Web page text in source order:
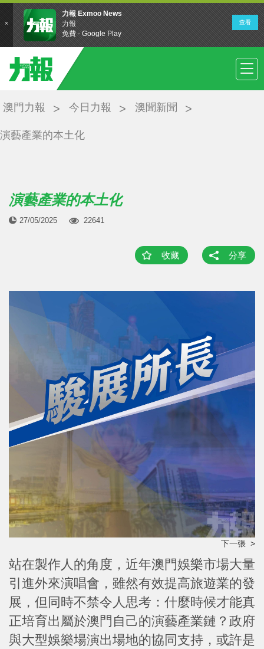
澳門力報 今日力報 澳聞新聞
演藝產業的本土化
演藝產業的本土化
27/05/2025 22641
收藏 分享
下一張 >
站在製作人的角度，近年澳門娛樂市場大量
引進外來演唱會，雖然有效提高旅遊業的發
展，但同時不禁令人思考：什麼時候才能真
正培育出屬於澳門自己的演藝產業鏈？政府
與大型娛樂場演出場地的協同支持，或許是